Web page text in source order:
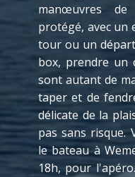
manœuvres
protégé, avec un
tour ou un
box, prendre un
sont autant de
taper et de
délicate de la
pas sans risque.
le bateau à
18h, pour